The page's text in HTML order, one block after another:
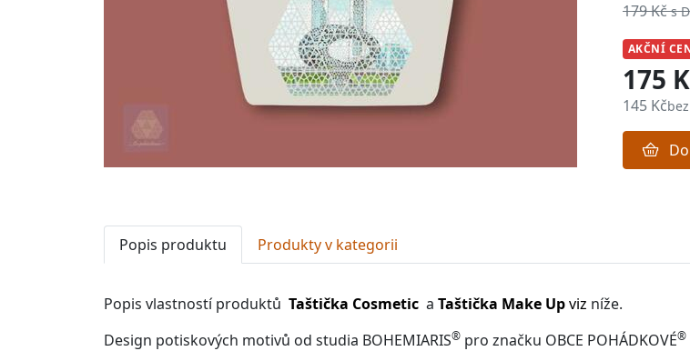
179 Kč s
AKČNÍ
175
145 Kč
Popis produktu Produkty v kategorii
Popis vlastností produktů Taštička Cosmetic a Taštička Make Upviz níže.
Design potiskových motivů od studia BOHEMIARIS® pro značku OBCE POHÁDKOVÉ®